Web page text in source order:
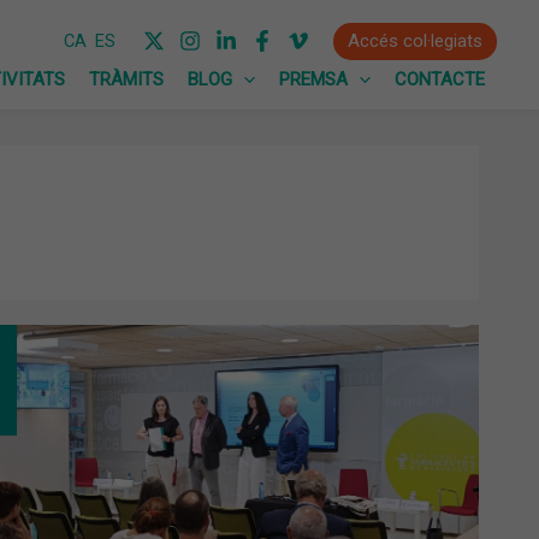
CA ES
Accés col·legiats
TRÀMITS BLOG PREMSA CONTACTE